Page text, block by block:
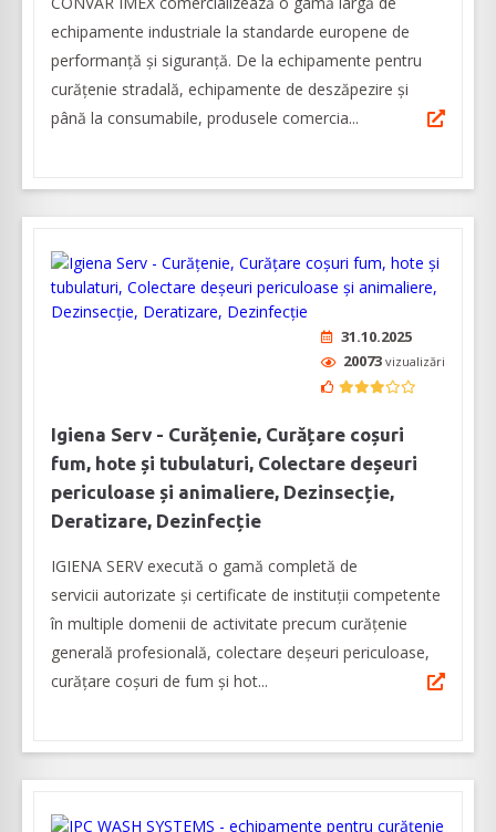
echipamente industriale la standarde europene de
performanță și siguranță. De la echipamente pentru
curățenie stradală, echipamente de deszăpezire și
până la consumabile, produsele comercia...
31.10.2025
20073 vizualizări
Igiena Serv - Curățenie, Curățare coșuri
fum, hote și tubulaturi, Colectare deșeuri
periculoase și animaliere, Dezinsecție,
Deratizare, Dezinfecție
IGIENA SERV execută o gamă completă de
servicii autorizate și certificate de instituții competente
în multiple domenii de activitate precum curățenie
generală profesională, colectare deșeuri periculoase,
curățare coșuri de fum și hot...